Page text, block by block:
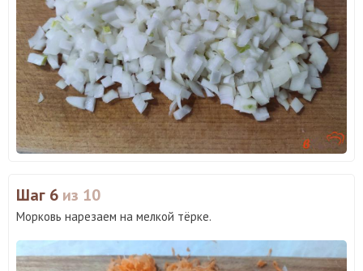
Шаг 6 из 10
Морковь нарезаем на мелкой тёрке.